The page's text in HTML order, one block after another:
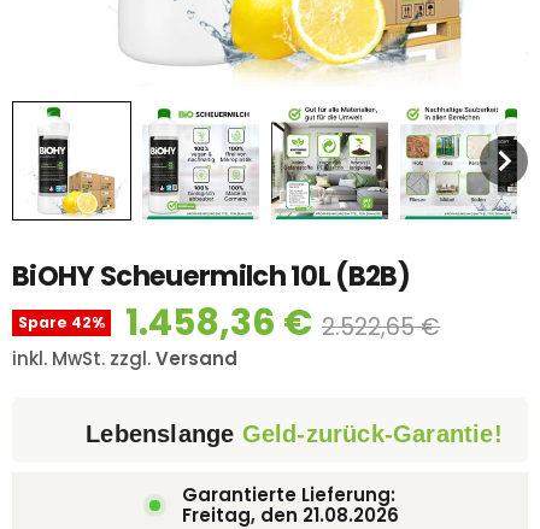
BiOHY Scheuermilch 10L (B2B)
Spare 42% 1.458,36 € 2.522,65 €
inkl. MwSt. zzgl.Versand
Lebenslange Geld-zurück-Garantie!
Garantierte Lieferung:
Freitag, den 21.08.2026